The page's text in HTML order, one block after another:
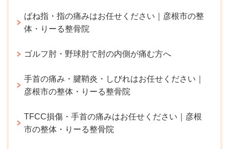
ばね指・指の痛みはお任せください｜彦根市の整
体・りーる整骨院
ゴルフ肘・野球肘で肘の内側が痛む方へ
手首の痛み・腱鞘炎・しびれはお任せください｜
彦根市の整体・りーる整骨院
TFCC損傷・手首の痛みはお任せください｜彦根
市の整体・りーる整骨院